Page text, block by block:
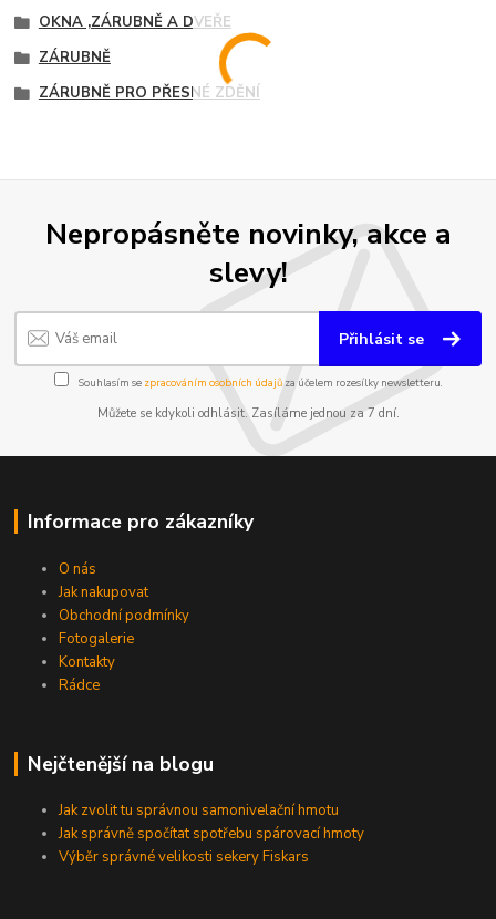
OKNA ,ZÁRUBNĚ A DVEŘE
ZÁRUBNĚ
ZÁRUBNĚ PRO PŘESNÉ ZDĚNÍ
Nepropásněte novinky, akce a
slevy!
Přihlásit se
Souhlasím se zpracováním osobních údajůza účelem rozesílky newsletteru.
Můžete se kdykoli odhlásit. Zasíláme jednou za 7 dní.
Informace pro zákazníky
O nás
Jak nakupovat
Obchodní podmínky
Fotogalerie
Kontakty
Rádce
Nejčtenější na blogu
Jak zvolit tu správnou samonivelační hmotu
Jak správně spočítat spotřebu spárovací hmoty
Výběr správné velikosti sekery Fiskars